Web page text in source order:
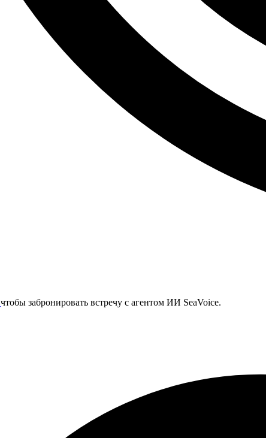
чтобы забронировать встречу с агентом ИИ SeaVoice.